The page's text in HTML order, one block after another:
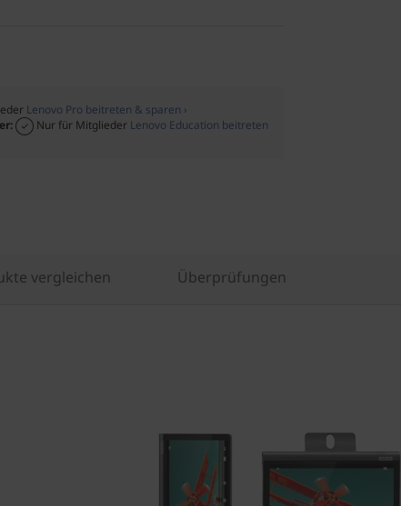
Lenovo Pro beitreten & sparen ›
Nur für Mitglieder Lenovo Education beitreten
vergleichen Überprüfungen